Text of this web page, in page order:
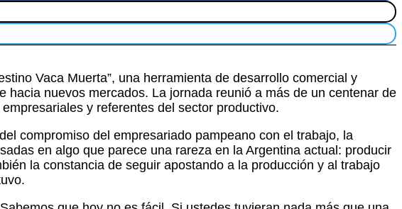
Vaca Muerta”, una herramienta de desarrollo comercial y
nuevos mercados. La jornada reunió a más de un centenar de
y referentes del sector productivo.
compromiso del empresariado pampeano con el trabajo, la
en algo que parece una rareza en la Argentina actual: producir
la constancia de seguir apostando a la producción y al trabajo